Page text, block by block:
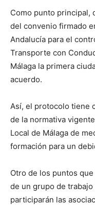
Como punto principal,
del convenio firmado
Andalucía para el
Transporte con
Málaga la primera
acuerdo.
Así, el protocolo tiene
de la normativa
Local de Málaga de
formación para un
Otro de los puntos
de un grupo de
participarán las